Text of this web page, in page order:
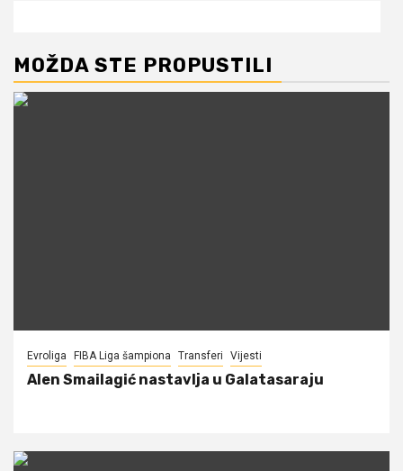
MOŽDA STE PROPUSTILI
Evroliga FIBA Liga šampiona Transferi Vijesti
Alen Smailagić nastavlja u Galatasaraju